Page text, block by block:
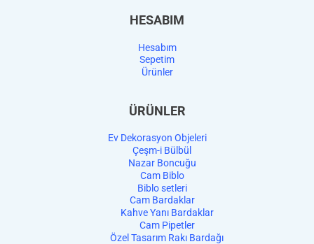
HESABIM
Hesabım
Sepetim
Ürünler
ÜRÜNLER
Ev Dekorasyon Objeleri
Çeşm-i Bülbül
Nazar Boncuğu
Cam Biblo
Biblo setleri
Cam Bardaklar
Kahve Yanı Bardaklar
Cam Pipetler
Özel Tasarım Rakı Bardağı